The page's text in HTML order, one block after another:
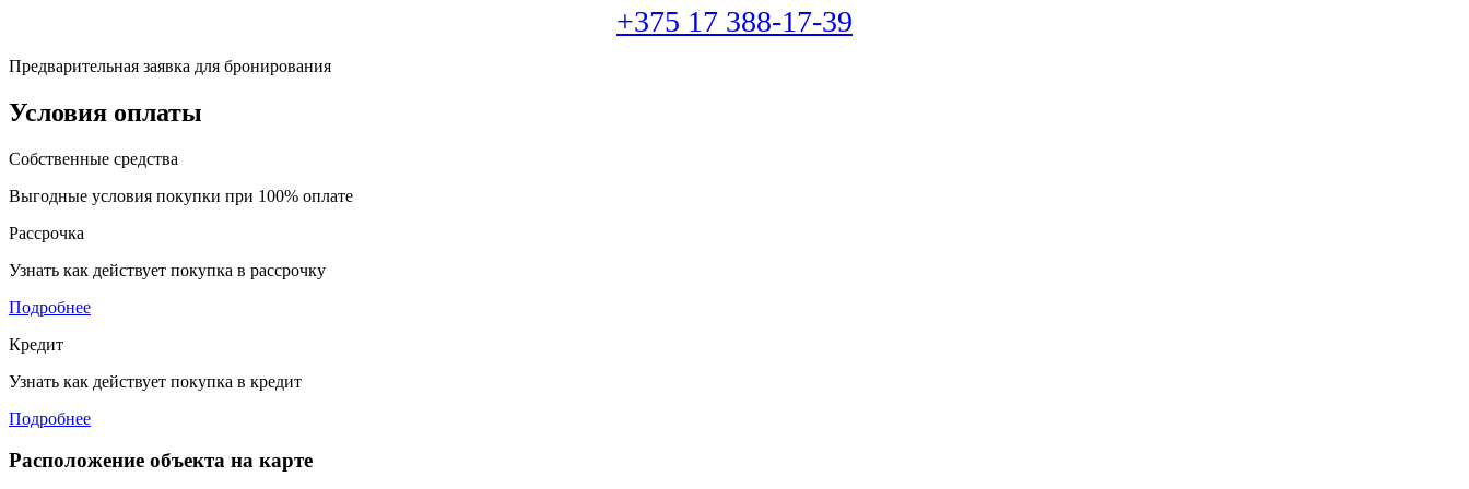
+375 17 388-17-39
Предварительная заявка для бронирования
Условия оплаты
Собственные средства
Выгодные условия покупки при 100% оплате
Рассрочка
Узнать как действует покупка в рассрочку
Подробнее
Кредит
Узнать как действует покупка в кредит
Подробнее
Расположение объекта на карте